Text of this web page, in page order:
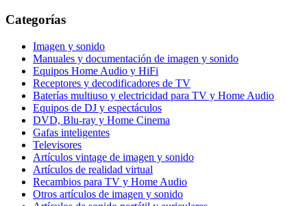
Categorías
Imagen y sonido
Manuales y documentación de imagen y sonido
Equipos Home Audio y HiFi
Receptores y decodificadores de TV
Baterías multiuso y electricidad para TV y Home Audio
Equipos de DJ y espectáculos
DVD, Blu-ray y Home Cinema
Gafas inteligentes
Televisores
Artículos vintage de imagen y sonido
Artículos de realidad virtual
Recambios para TV y Home Audio
Otros artículos de imagen y sonido